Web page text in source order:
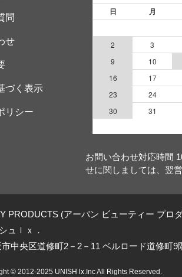
問
せ
づく表示
リシー
お問い合わせ対応時間
せに関しましては、翌
PRODUCTS (アーバン ビューティー プロ
ュｌｘ．
中央区道修町2－2－11 ベルロード道修町9
© 2012-2025 UNISH lx.Inc All Rights Reserved.